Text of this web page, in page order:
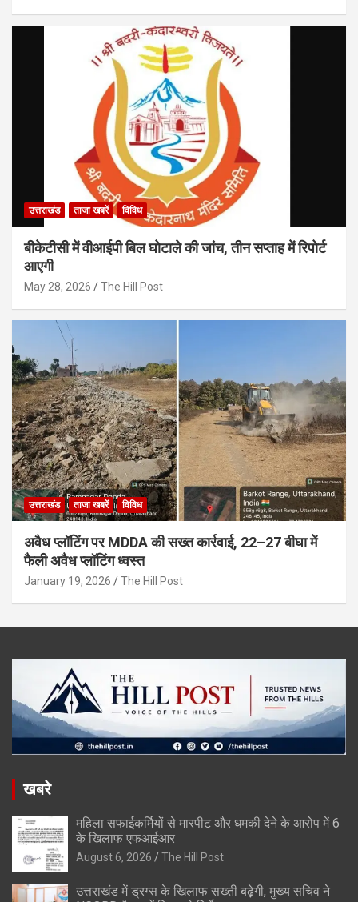
उत्तराखंड ताजा खबरें विविध
बीकेटीसी में वीआईपी बिल घोटाले की जांच, तीन सप्ताह में रिपोर्ट
आएगी
May 28, 2026 The Hill Post
उत्तराखंड ताजा खबरें विविध
अवैध प्लॉटिंग पर MDDA की सख्त कार्रवाई, 22–27 बीघा में
फैली अवैध प्लॉटिंग ध्वस्त
January 19, 2026 The Hill Post
खबरे
महिला सफाईकर्मियों से मारपीट और धमकी देने के आरोप में 6
के खिलाफ एफआईआर
August 6, 2026 The Hill Post
उत्तराखंड में ड्रग्स के खिलाफ सख्ती बढ़ेगी, मुख्य सचिव ने